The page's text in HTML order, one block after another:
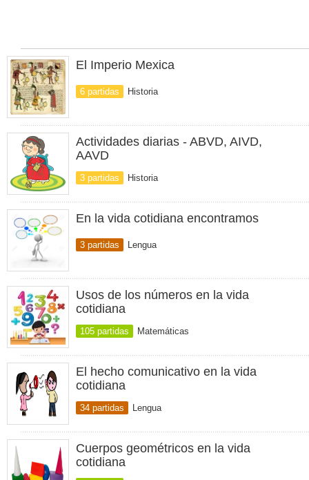
El Imperio Mexica
6 partidas Historia
Actividades diarias - ABVD, AIVD,
AAVD
3 partidas Historia
En la vida cotidiana encontramos
3 partidas Lengua
Usos de los números en la vida
cotidiana
105 partidas Matemáticas
El hecho comunicativo en la vida
cotidiana
34 partidas Lengua
Cuerpos geométricos en la vida
cotidiana